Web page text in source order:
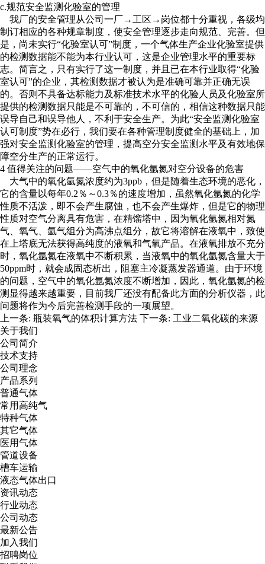
c.规范安全监测化验室的管理
我厂的安全管理从公司一厂→工区→岗位都十分重视，各级均
制订相应的各种规章制度，使安全管理逐步走向规范、完善。但
是，尚未实行“化验室认可”制度，一个气体生产企业化验室提供
的检测数据能不能为本行业认可，这是企业管理水平的重要标
志。简言之，只有实行了这一制度，并且已在本行业取得“化验
室认可”的企业，其检测数据才被认为是准确可靠并正确无误
的。否则不具备达标能力及标准技术水平的化验人员及化验室所
提供的检测数据只能是不可靠的，不可信的，相信这种数据只能
误导自己和误导他人，不利于安全生产。为此“安全监测化验室
认可制度”势在必行，我们要在各种管理制度健全的基础上，加
强对安全监测化验室的管理，提高空分安全监测水平及有效地保
障空分生产的正常运行。
4 值得关注的问题——空气中的氧化氩氮对空分设备的危害
大气中的氧化氩氮浓度约为3ppb，但是随着生态环境的恶化，
它的含量以每年0.2％～0.3％的速度增加，虽然氧化氩氮的化学
性质不活泼，即不会产生腐蚀，也不会产生爆炸，但是它的物理
性质对空气分离具有危害，在精馏塔中，因为氧化氩氮相对氮
气、氧气、氩气组分为高沸点组分，故它将溶解在液氧中，致使
在上塔底无法获得高纯度的液氧和气氧产品。在液氧排放不充分
时，氧化氩氮在液氧中不断积累，当液氧中的氧化氩氮含量大于
50ppm时，就会成固态析出，阻塞主冷凝蒸发器通道。由于环境
的问题，空气中的氧化氩氮浓度不断增加，因此，氧化氩氮的检
测显得越来越重要，目前我厂还没有配备此方面的分析仪器，此
问题将作为今后完善检测手段的一项展望。
上一条: 瓶装氧气的体积计算方法 下一条: 工业二氧化碳的来源
关于我们
公司简介
技术支持
公司理念
产品系列
普通气体
常用高纯气
特种气体
其它气体
医用气体
管道设备
槽车运输
液态气体出口
资讯动态
行业动态
公司动态
最新公告
加入我们
招聘岗位